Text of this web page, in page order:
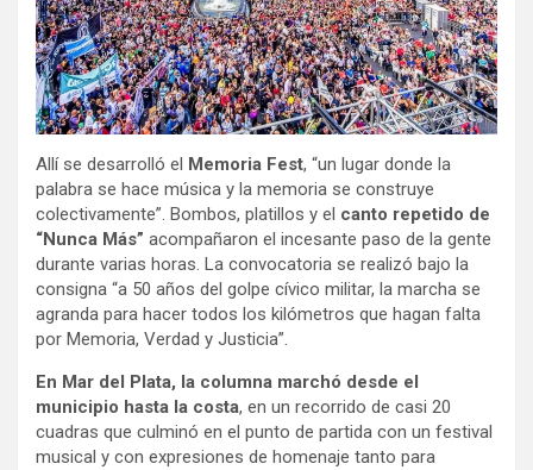
Allí se desarrolló el Memoria Fest, “un lugar donde la
palabra se hace música y la memoria se construye
colectivamente”. Bombos, platillos y el canto repetido de
“Nunca Más” acompañaron el incesante paso de la gente
durante varias horas. La convocatoria se realizó bajo la
consigna “a 50 años del golpe cívico militar, la marcha se
agranda para hacer todos los kilómetros que hagan falta
por Memoria, Verdad y Justicia”.
En Mar del Plata, la columna marchó desde el
municipio hasta la costa, en un recorrido de casi 20
cuadras que culminó en el punto de partida con un festival
musical y con expresiones de homenaje tanto para